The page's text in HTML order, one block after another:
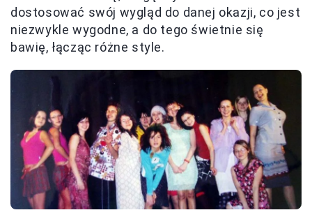
dostosować swój wygląd do danej okazji, co jest
niezwykle wygodne, a do tego świetnie się
bawię, łącząc różne style.